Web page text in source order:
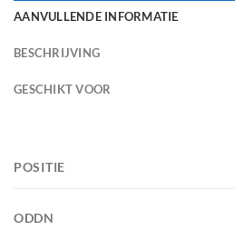
AANVULLENDE INFORMATIE
BESCHRIJVING
GESCHIKT VOOR
POSITIE
ODDN